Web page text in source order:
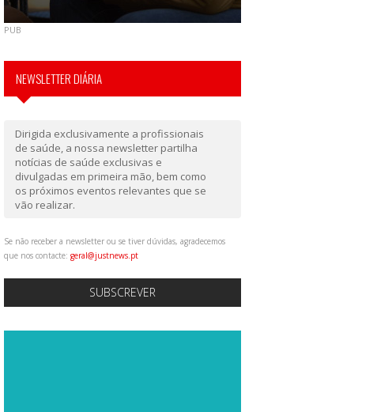
PUB
NEWSLETTER DIÁRIA
Dirigida exclusivamente a profissionais
de saúde, a nossa newsletter partilha
notícias de saúde exclusivas e
divulgadas em primeira mão, bem como
os próximos eventos relevantes que se
vão realizar.
Se não receber a newsletter ou se tiver dúvidas, agradecemos
que nos contacte: geral@justnews.pt
SUBSCREVER